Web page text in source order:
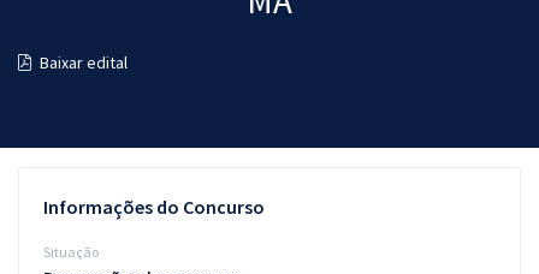
Graduação
Questões grátis
Baixar edital
Informações do Concurso
Situação